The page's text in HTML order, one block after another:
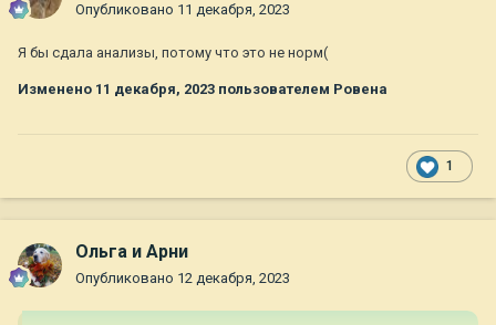
Опубликовано 11 декабря, 2023
Я бы сдала анализы, потому что это не норм(
Изменено 11 декабря, 2023 пользователем Ровена
1
Ольга и Арни
Опубликовано 12 декабря, 2023